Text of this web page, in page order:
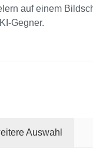
auf einem
Gegner.
Auswahl